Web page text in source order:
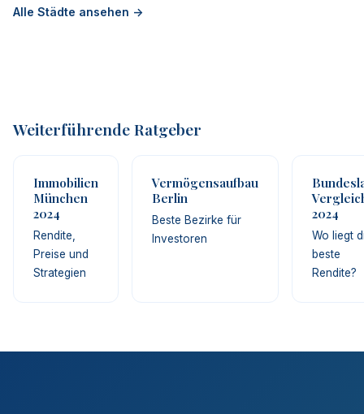
Alle Städte ansehen ->
Weiterführende Ratgeber
Immobilien
München
2024
Rendite,
Preise und
Strategien
Vermögensaufbau
Berlin
Beste Bezirke für
Investoren
2024
Wo liegt
beste
Rendite?